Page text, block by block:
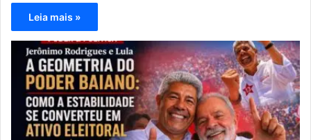
Leia mais »